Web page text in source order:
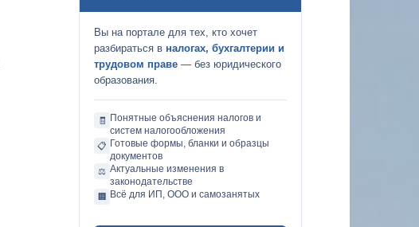
Вы на портале для тех, кто хочет
разбираться в налогах, бухгалтерии и
трудовом праве — без юридического
образования.
🧾
Понятные объяснения налогов и
систем налогообложения
📋 Готовые формы, бланки и образцы
документов
⚖️ Актуальные изменения в
законодательстве
🏢 Всё для ИП, ООО и самозанятых